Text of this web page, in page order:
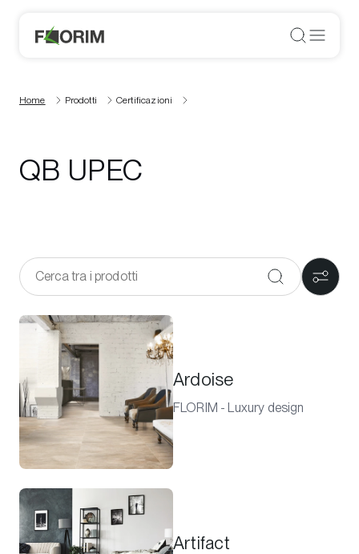
Home Prodotti Certificazioni
QB UPEC
Ardoise
FLORIM - Luxury design
Artifact